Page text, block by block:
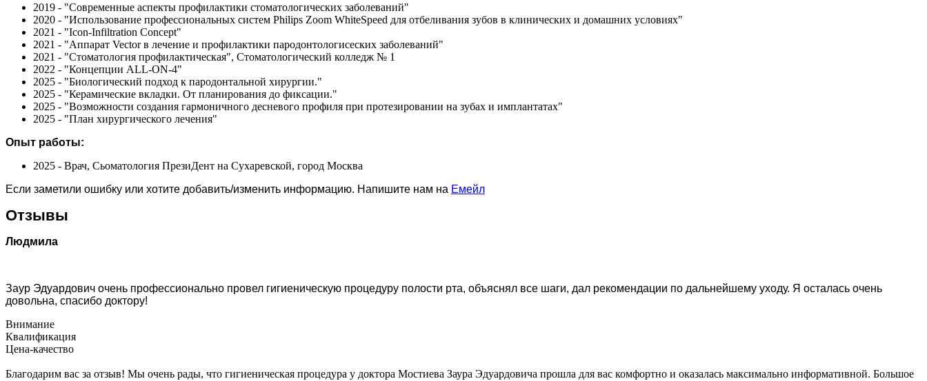
2019 - "Современные аспекты профилактики стоматологических заболеваний"
2020 - "Использование профессиональных систем Philips Zoom WhiteSpeed для отбеливания зубов в клинических и домашних условиях"
2021 - "Icon-Infiltration Concept"
2021 - "Аппарат Vector в лечение и профилактики пародонтологисеских заболеваний"
2021 - "Стоматология профилактическая", Стоматологический колледж № 1
2022 - "Концепции ALL-ON-4"
2025 - "Биологический подход к пародонтальной хирургии."
2025 - "Керамические вкладки. От планирования до фиксации."
2025 - "Возможности создания гармоничного десневого профиля при протезировании на зубах и имплантатах"
2025 - "План хирургического лечения"
Опыт работы:
2025 - Врач, Сьоматология ПрезиДент на Сухаревской, город Москва
Если заметили ошибку или хотите добавить/изменить информацию. Напишите нам на Емейл
Отзывы
Людмила
Заур Эдуардович очень профессионально провел гигиеническую процедуру полости рта, объяснял все шаги, дал рекомендации по дальнейшему уходу. Я осталась очень
довольна, спасибо доктору!
Внимание
Квалификация
Цена-качество
Благодарим вас за отзыв! Мы очень рады, что гигиеническая процедура у доктора Мостиева Заура Эдуардовича прошла для вас комфортно и оказалась максимально информативной. Большое